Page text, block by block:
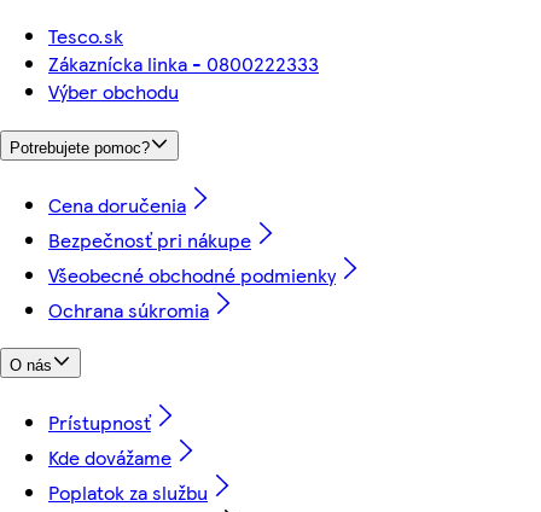
Tesco.sk
Zákaznícka linka - 0800222333
Výber obchodu
Potrebujete pomoc?
Cena doručenia
Bezpečnosť pri nákupe
Všeobecné obchodné podmienky
Ochrana súkromia
O nás
Prístupnosť
Kde dovážame
Poplatok za službu